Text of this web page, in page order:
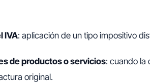
IVA: aplicación de un tipo impositivo
de productos o servicios: cuando la
original.